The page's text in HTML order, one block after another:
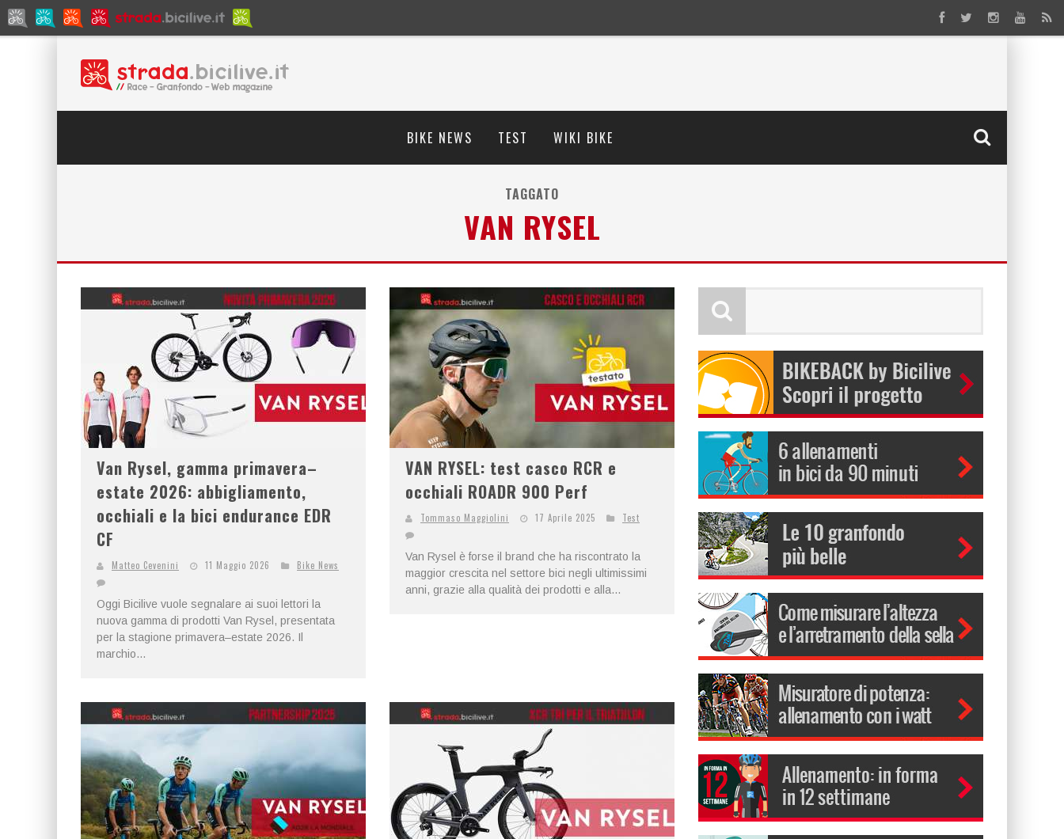
BIKE NEWS TEST WIKI BIKE
TAGGATO
VAN RYSEL
Van Rysel, gamma primavera–
estate 2026: abbigliamento,
occhiali e la bici endurance EDR
CF
Matteo Cevenini 11 Maggio 2026 Bike News
Oggi Bicilive vuole segnalare ai suoi lettori la
nuova gamma di prodotti Van Rysel, presentata
per la stagione primavera–estate 2026. Il
marchio...
VAN RYSEL: test casco RCR e
occhiali ROADR 900 Perf
Tommaso Maggiolini 17 Aprile 2025 Test
Van Rysel è forse il brand che ha riscontrato la
maggior crescita nel settore bici negli ultimissimi
anni, grazie alla qualità dei prodotti e alla...